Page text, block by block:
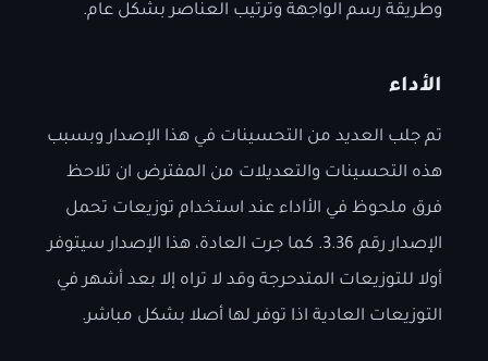
وطريقة رسم الواجهة وترتيب العناصر بشكل عام.
الأداء
تم جلب العديد من التحسينات في هذا الإصدار وبسبب
هذه التحسينات والتعديلات من المفترض ان تلاحظ
فرق ملحوظ في اﻷاداء عند استخدام توزيعات تحمل
الإصدار رقم 3.36. كما جرت العادة، هذا الإصدار سيتوفر
أولا للتوزيعات المتدحرجة وقد لا تراه إلا بعد أشهر في
التوزيعات العادية اذا توفر لها أصلا بشكل مباشر.